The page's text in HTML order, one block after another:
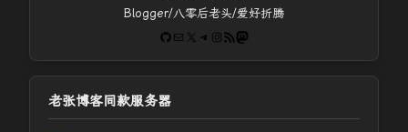
Blogger/八零后老头/爱好折腾
GitHub
电子邮件 X Telegram
Instagram
RSS FeedMastodon
老张博客同款服务器